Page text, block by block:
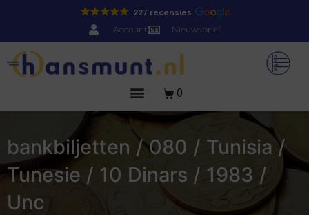
227 recensies
Account Nieuwsbrief
0
bankbiljetten / 080 / Tunisia /
Tunesie / 10 Dinars / 1983 /
Unc